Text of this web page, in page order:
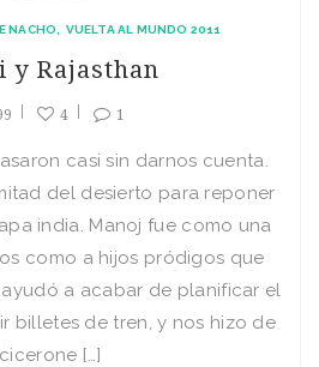
NACHO VUELTA AL MUNDO 2011
y Rajasthan
4 1
casi sin darnos cuenta.
del desierto para reponer
india. Manoj fue como una
como a hijos pródigos que
a acabar de planificar el
billetes de tren, y nos hizo de
cicerone […]